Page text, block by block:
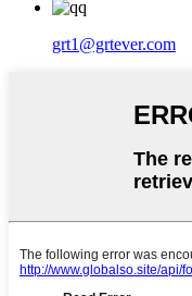
grt1@grtever.com